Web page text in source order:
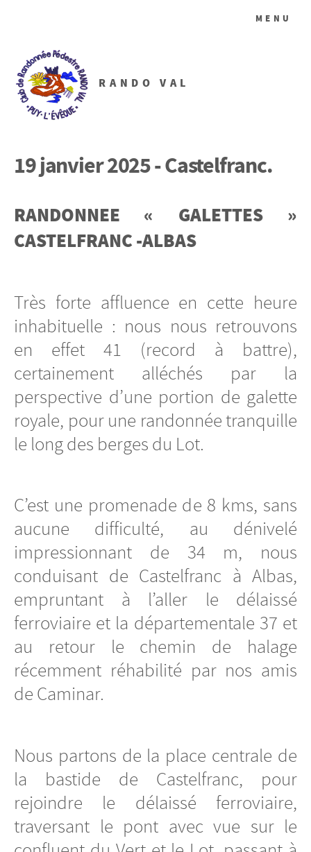
RANDO VAL
MENU
19 janvier 2025 - Castelfranc.
RANDONNEE « GALETTES »
CASTELFRANC -ALBAS
Très forte affluence en cette heure
inhabituelle : nous nous retrouvons
en effet 41 (record à battre),
certainement alléchés par la
perspective d’une portion de galette
royale, pour une randonnée tranquille
le long des berges du Lot.
C’est une promenade de 8 kms, sans
aucune difficulté, au dénivelé
impressionnant de 34 m, nous
conduisant de Castelfranc à Albas,
empruntant à l’aller le délaissé
ferroviaire et la départementale 37 et
au retour le chemin de halage
récemment réhabilité par nos amis
de Caminar.
Nous partons de la place centrale de
la bastide de Castelfranc, pour
rejoindre le délaissé ferroviaire,
traversant le pont avec vue sur le